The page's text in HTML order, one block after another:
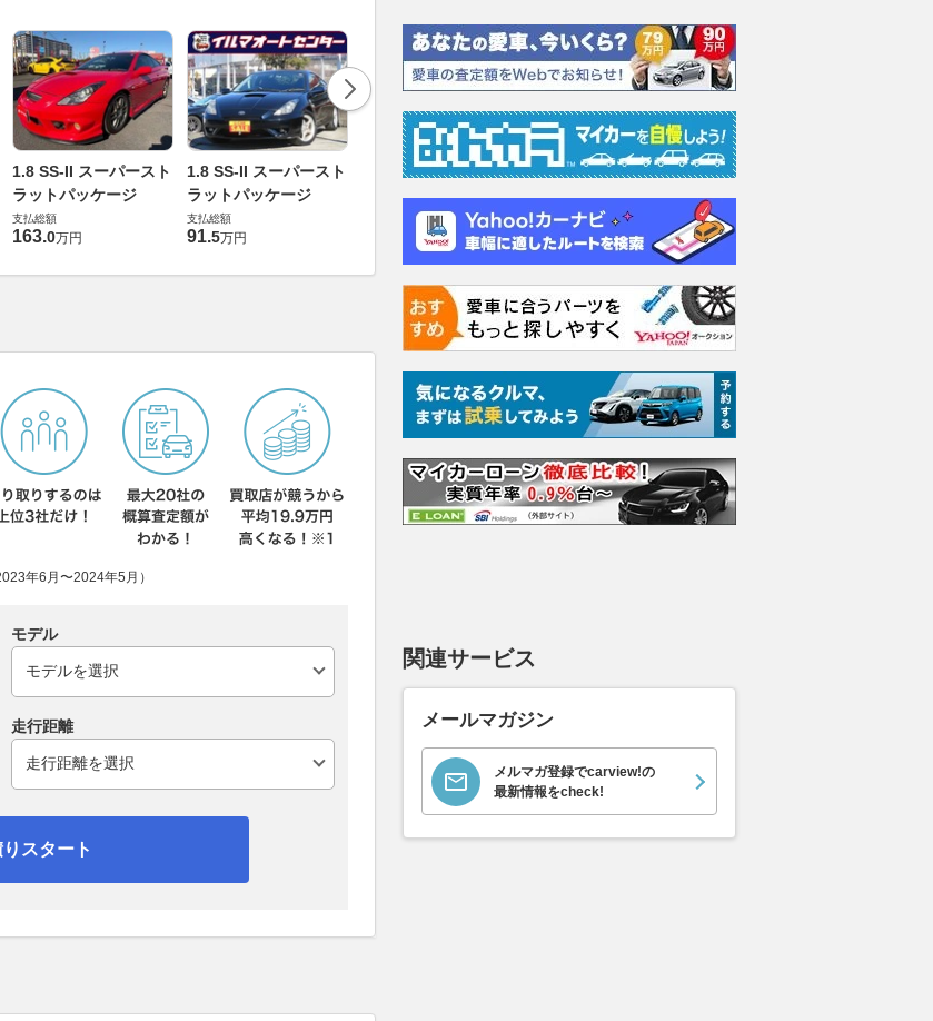
1.8 SS-II スーパースト
ラットパッケージ
支払総額
163.0万円
1.8 SS-II スーパースト
ラットパッケージ
支払総額
91.5万円
1.8 SS-I 1.8 SS-I
万円
1.8 SS-I
105
年6月〜2024年5月）
モデル
走行距離
りスタート
関連サービス
メールマガジン
メルマガ登録でcarview!の
最新情報をcheck!